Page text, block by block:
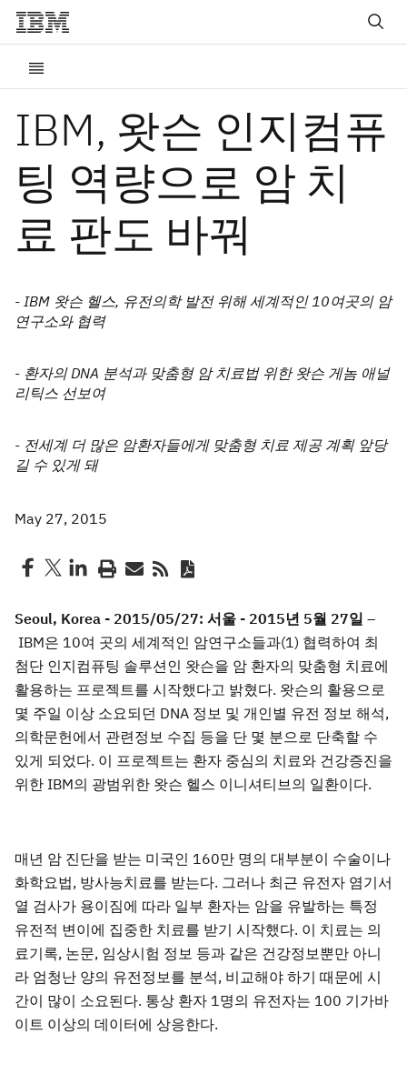
IBM, 왓슨 인지컴퓨
팅 역량으로 암 치
료 판도 바꿔
- IBM 왓슨 헬스, 유전의학 발전 위해 세계적인 10여곳의 암
연구소와 협력
- 환자의 DNA 분석과 맞춤형 암 치료법 위한 왓슨 게놈 애널
리틱스 선보여
- 전세계 더 많은 암환자들에게 맞춤형 치료 제공 계획 앞당
길 수 있게 돼
May 27, 2015
Seoul, Korea - 2015/05/27: 서울 - 2015년 5월 27일 –
IBM은 10여 곳의 세계적인 암연구소들과(1) 협력하여 최
첨단 인지컴퓨팅 솔루션인 왓슨을 암 환자의 맞춤형 치료에
활용하는 프로젝트를 시작했다고 밝혔다. 왓슨의 활용으로
몇 주일 이상 소요되던 DNA 정보 및 개인별 유전 정보 해석,
의학문헌에서 관련정보 수집 등을 단 몇 분으로 단축할 수
있게 되었다. 이 프로젝트는 환자 중심의 치료와 건강증진을
위한 IBM의 광범위한 왓슨 헬스 이니셔티브의 일환이다.
매년 암 진단을 받는 미국인 160만 명의 대부분이 수술이나
화학요법, 방사능치료를 받는다. 그러나 최근 유전자 염기서
열 검사가 용이짐에 따라 일부 환자는 암을 유발하는 특정
유전적 변이에 집중한 치료를 받기 시작했다. 이 치료는 의
료기록, 논문, 임상시험 정보 등과 같은 건강정보뿐만 아니
라 엄청난 양의 유전정보를 분석, 비교해야 하기 때문에 시
간이 많이 소요된다. 통상 환자 1명의 유전자는 100 기가바
이트 이상의 데이터에 상응한다.